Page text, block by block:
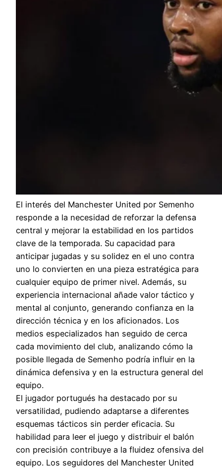
El interés del Manchester United por Semenho
responde a la necesidad de reforzar la defensa
central y mejorar la estabilidad en los partidos
clave de la temporada. Su capacidad para
anticipar jugadas y su solidez en el uno contra
uno lo convierten en una pieza estratégica para
cualquier equipo de primer nivel. Además, su
experiencia internacional añade valor táctico y
mental al conjunto, generando confianza en la
dirección técnica y en los aficionados. Los
medios especializados han seguido de cerca
cada movimiento del club, analizando cómo la
posible llegada de Semenho podría influir en la
dinámica defensiva y en la estructura general del
equipo.
El jugador portugués ha destacado por su
versatilidad, pudiendo adaptarse a diferentes
esquemas tácticos sin perder eficacia. Su
habilidad para leer el juego y distribuir el balón
con precisión contribuye a la fluidez ofensiva del
equipo. Los seguidores del Manchester United